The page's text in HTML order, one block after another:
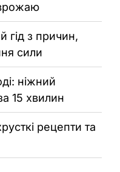
гід з причин,
сили
ніжний
15 хвилин
рецепти та